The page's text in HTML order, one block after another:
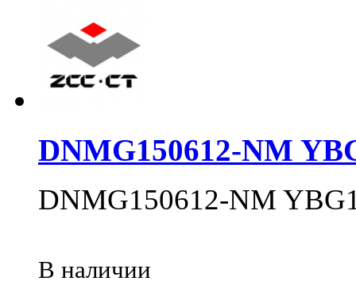
DNMG150612-NM
DNMG150612-NM
В наличии